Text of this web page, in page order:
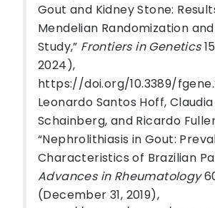
Gout and Kidney Stone:
Mendelian Randomization and
Study,” Frontiers in Genetics
2024),
https://doi.org/10.3389/
Leonardo Santos Hoff,
Schainberg, and Ricardo
“Nephrolithiasis in Gout:
Characteristics of Brazilian
Advances in Rheumatology
(December 31, 2019),